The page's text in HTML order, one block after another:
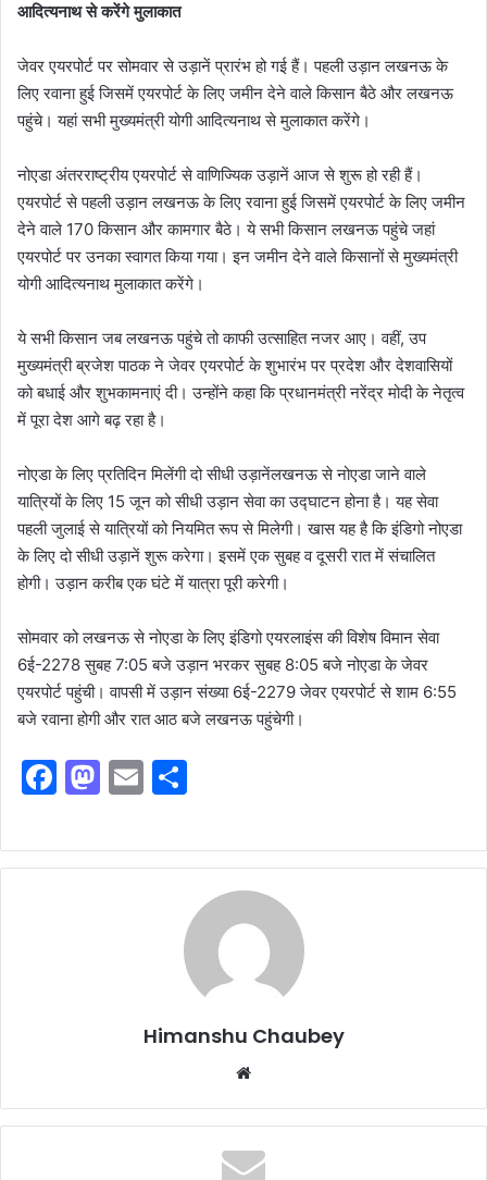
आदित्यनाथ से करेंगे मुलाकात
जेवर एयरपोर्ट पर सोमवार से उड़ानें प्रारंभ हो गई हैं। पहली उड़ान लखनऊ के
लिए रवाना हुई जिसमें एयरपोर्ट के लिए जमीन देने वाले किसान बैठे और लखनऊ
पहुंचे। यहां सभी मुख्यमंत्री योगी आदित्यनाथ से मुलाकात करेंगे।
नोएडा अंतरराष्ट्रीय एयरपोर्ट से वाणिज्यिक उड़ानें आज से शुरू हो रही हैं।
एयरपोर्ट से पहली उड़ान लखनऊ के लिए रवाना हुई जिसमें एयरपोर्ट के लिए जमीन
देने वाले 170 किसान और कामगार बैठे। ये सभी किसान लखनऊ पहुंचे जहां
एयरपोर्ट पर उनका स्वागत किया गया। इन जमीन देने वाले किसानों से मुख्यमंत्री
योगी आदित्यनाथ मुलाकात करेंगे।
ये सभी किसान जब लखनऊ पहुंचे तो काफी उत्साहित नजर आए। वहीं, उप
मुख्यमंत्री ब्रजेश पाठक ने जेवर एयरपोर्ट के शुभारंभ पर प्रदेश और देशवासियों
को बधाई और शुभकामनाएं दी। उन्होंने कहा कि प्रधानमंत्री नरेंद्र मोदी के नेतृत्व
में पूरा देश आगे बढ़ रहा है।
नोएडा के लिए प्रतिदिन मिलेंगी दो सीधी उड़ानेंलखनऊ से नोएडा जाने वाले
यात्रियों के लिए 15 जून को सीधी उड़ान सेवा का उद्घाटन होना है। यह सेवा
पहली जुलाई से यात्रियों को नियमित रूप से मिलेगी। खास यह है कि इंडिगो नोएडा
के लिए दो सीधी उड़ानें शुरू करेगा। इसमें एक सुबह व दूसरी रात में संचालित
होगी। उड़ान करीब एक घंटे में यात्रा पूरी करेगी।
सोमवार को लखनऊ से नोएडा के लिए इंडिगो एयरलाइंस की विशेष विमान सेवा
6ई-2278 सुबह 7:05 बजे उड़ान भरकर सुबह 8:05 बजे नोएडा के जेवर
एयरपोर्ट पहुंची। वापसी में उड़ान संख्या 6ई-2279 जेवर एयरपोर्ट से शाम 6:55
बजे रवाना होगी और रात आठ बजे लखनऊ पहुंचेगी।
F
c
e
M
st
o
E
ai
l
ar
e
Himanshu Chaubey